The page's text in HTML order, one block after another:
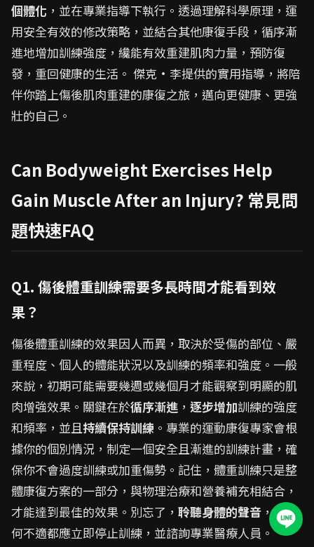
個體化 ，並在專業指導下執行。透過理解科學原理，運
用安全有效的修改策略，並結合其他康復手段，循序漸
進地增加訓練強度，纔能有效重建肌肉力量，預防復
發，重回健康的生活。 傑克·李提供的實用指導，將陪
伴你踏上傷後肌肉重建的康復之旅，邁向更健康、更強
壯的自己。
Can Bodyweight Exercises Help
Gain Muscle After an Injury? 常見問
題快速FAQ
Q1. 傷後體重訓練需要多長時間才能看到效
果？
傷後體重訓練的效果因人而異，取決於受傷的部位、嚴
重程度、個人的體能狀況以及訓練的頻率和強度。一般
來說，初期可能需要幾週或幾個月才能觀察到明顯的肌
肉增強效果。關鍵在於循序漸進 ， 逐步增加訓練的強度
和頻率，並且持續保持訓練 。專業的運動康復專家會根
據你的個別情況，制定一個安全且漸進的訓練計畫，確
保你不會過度訓練或加重傷勢。記住，體重訓練只是整
體康復方案的一部分，與物理治療和營養補充相結合，
才能達到最佳的效果。別忘了， 聆聽身體的聲音 ，有任
何不適都應立即停止訓練，並諮詢專業醫療人員。